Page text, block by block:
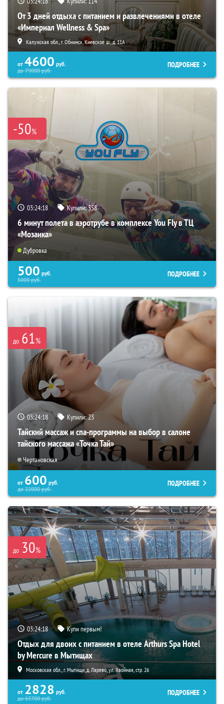
От 3 дней отдыха с питанием и развлечениями в отеле
«Империал Wellness & Spa»
Калужская обл., г. Обнинск, Киевское ш., д. 11А
от 4600 руб.
до79000руб.
ПОДРОБНЕЕ
-50%
03:24:16 Купили:358
6 минут полета в аэротрубе в комплексе You Fly в ТЦ
«Мозаика»
Дубровка
500 руб.
5000руб.
ПОДРОБНЕЕ
до 61%
03:24:16 Купили:23
Тайский массаж и спа-программы на выбор в салоне
тайского массажа «Точка Тай»
Чертановская
от 600 руб.
до22000руб.
ПОДРОБНЕЕ
до 30%
03:24:16 Купи первым!
Отдых для двоих с питанием в отеле Arthurs Spa Hotel
by Mercure в Мытищах
Московская обл., г. Мытищи, д. Ларево, ул. Хвойная, стр. 26
от 2828 руб.
до65700руб.
ПОДРОБНЕЕ